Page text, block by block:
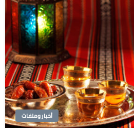
أخبار وملفات